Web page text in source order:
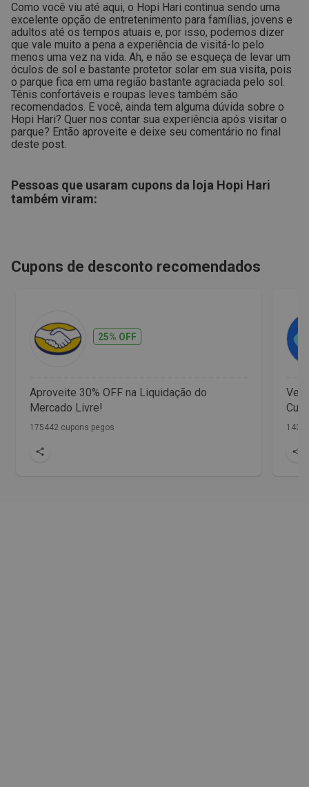
Como você viu até aqui, o Hopi Hari continua sendo uma
excelente opção de entretenimento para famílias, jovens e
adultos até os tempos atuais e, por isso, podemos dizer
que vale muito a pena a experiência de visitá-lo pelo
menos uma vez na vida. Ah, e não se esqueça de levar um
óculos de sol e bastante protetor solar em sua visita, pois
o parque fica em uma região bastante agraciada pelo sol.
Tênis confortáveis e roupas leves também são
recomendados. E você, ainda tem alguma dúvida sobre o
Hopi Hari? Quer nos contar sua experiência após visitar o
parque? Então aproveite e deixe seu comentário no final
deste post.
Pessoas que usaram cupons da loja Hopi Hari
também viram:
Cupons de desconto recomendados
25% OFF
Aproveite 30% OFF na Liquidação do
Mercado Livre!
175442 cupons pegos
Vet
1436